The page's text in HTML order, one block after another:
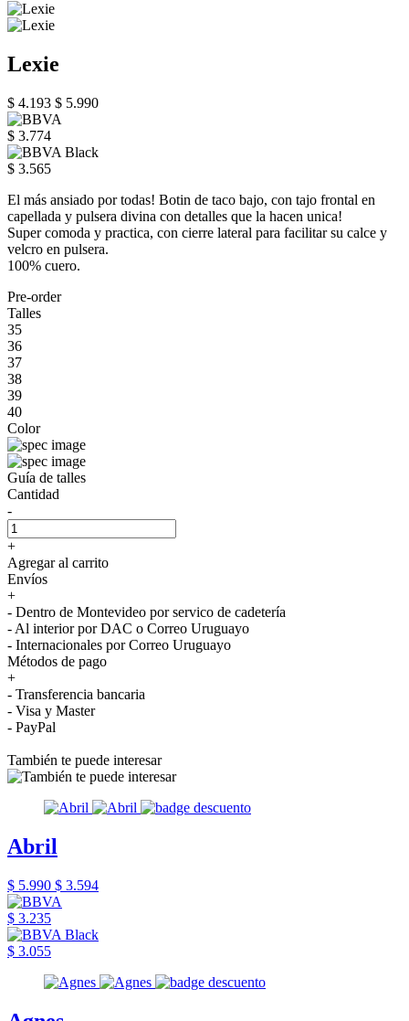
Lexie
$ 4.193 $ 5.990
$ 3.774
$ 3.565
El más ansiado por todas! Botin de taco bajo, con tajo frontal en
capellada y pulsera divina con detalles que la hacen unica!
Super comoda y practica, con cierre lateral para facilitar su calce y
velcro en pulsera.
100% cuero.
Pre-order
Talles
35
36
37
38
39
40
Color
Guía de talles
Cantidad
-
+
Agregar al carrito
Envíos
+
- Dentro de Montevideo por servico de cadetería
- Al interior por DAC o Correo Uruguayo
- Internacionales por Correo Uruguayo
Métodos de pago
+
- Transferencia bancaria
- Visa y Master
- PayPal
También te puede interesar
Abril
$ 5.990 $ 3.594
$ 3.235
$ 3.055